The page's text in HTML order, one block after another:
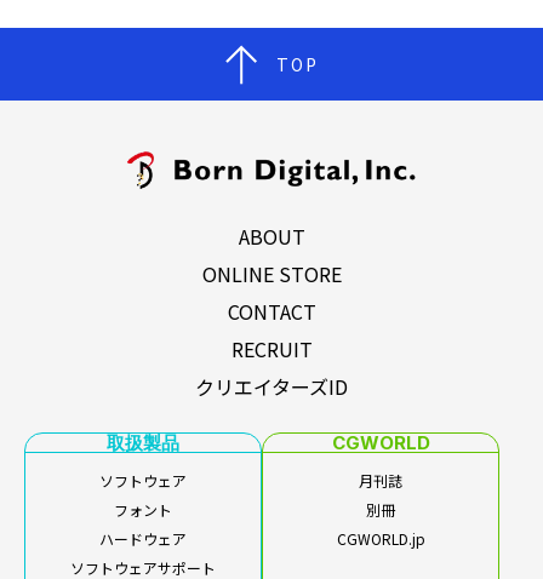
TOP
ABOUT
ONLINE STORE
CONTACT
RECRUIT
クリエイターズID
取扱製品
ソフトウェア
フォント
ハードウェア
ソフトウェアサポート
CGWORLD
月刊誌
別冊
CGWORLD.jp